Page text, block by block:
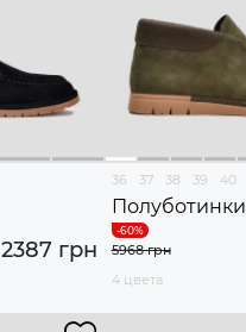
2387 грн
36 37 38 39 40
Полуботинки
5968 грн
4 цвета